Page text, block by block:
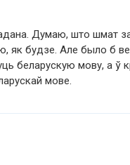
Думаю, што шмат
як будзе. Але было б
беларускую мову, а ў
мове.